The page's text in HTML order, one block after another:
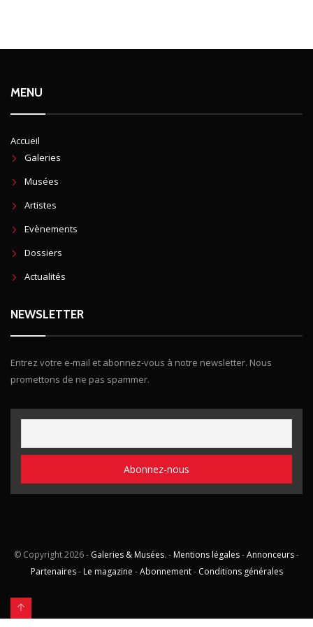
MENU
Accueil
Galeries
Musées
Artistes
Evènements
Dossiers
Actualités
NEWSLETTER
Entrez votre e-mail et abonnez-vous à notre newsletter. Nous
promettons de ne pas spammer.
© Copyright2026 - Galeries & Musées. - Mentions légales-Annonceurs-
Partenaires- Le magazine -Abonnement- Conditions générales